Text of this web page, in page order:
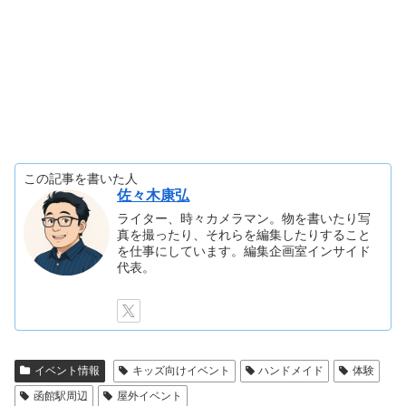
この記事を書いた人
佐々木康弘
ライター、時々カメラマン。物を書いたり写
真を撮ったり、それらを編集したりすること
を仕事にしています。編集企画室インサイド
代表。
イベント情報 キッズ向けイベント ハンドメイド
体験
函館駅周辺
屋外イベント